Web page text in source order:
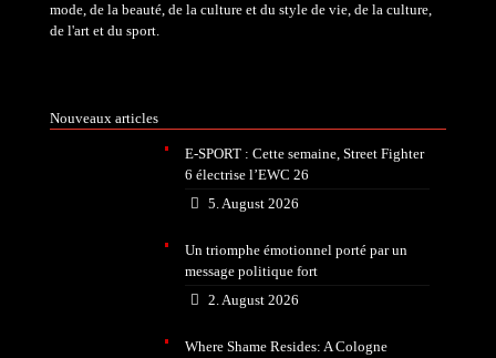
mode, de la beauté, de la culture et du style de vie, de la culture,
de l'art et du sport.
Nouveaux articles
E-SPORT : Cette semaine, Street Fighter
6 électrise l’EWC 26
5. August 2026
Un triomphe émotionnel porté par un
message politique fort
2. August 2026
Where Shame Resides: A Cologne